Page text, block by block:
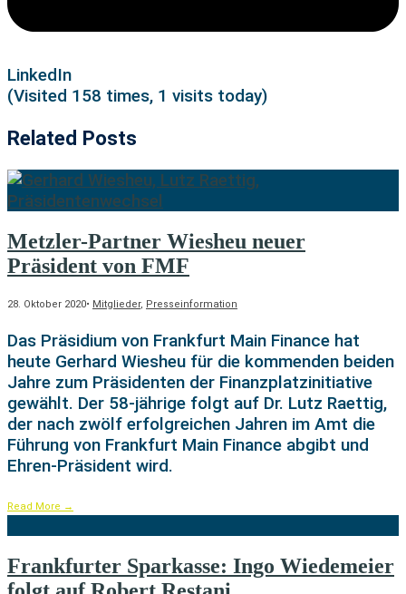
LinkedIn
(Visited 158 times, 1 visits today)
Related Posts
Metzler-Partner Wiesheu neuer
Präsident von FMF
28. Oktober 2020• Mitglieder, Presseinformation
Das Präsidium von Frankfurt Main Finance hat
heute Gerhard Wiesheu für die kommenden beiden
Jahre zum Präsidenten der Finanzplatzinitiative
gewählt. Der 58-jährige folgt auf Dr. Lutz Raettig,
der nach zwölf erfolgreichen Jahren im Amt die
Führung von Frankfurt Main Finance abgibt und
Ehren-Präsident wird.
Read More →
Frankfurter Sparkasse: Ingo Wiedemeier